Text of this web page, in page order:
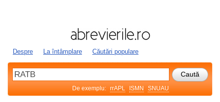
Despre La întâmplare Căutări populare
De exemplu: rrAPL ISMN SNUAU